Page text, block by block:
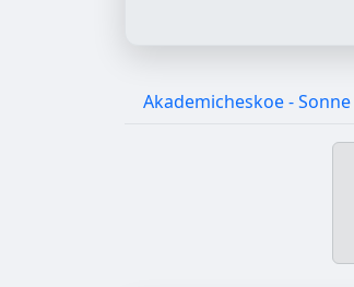
Akademicheskoe - Sonne